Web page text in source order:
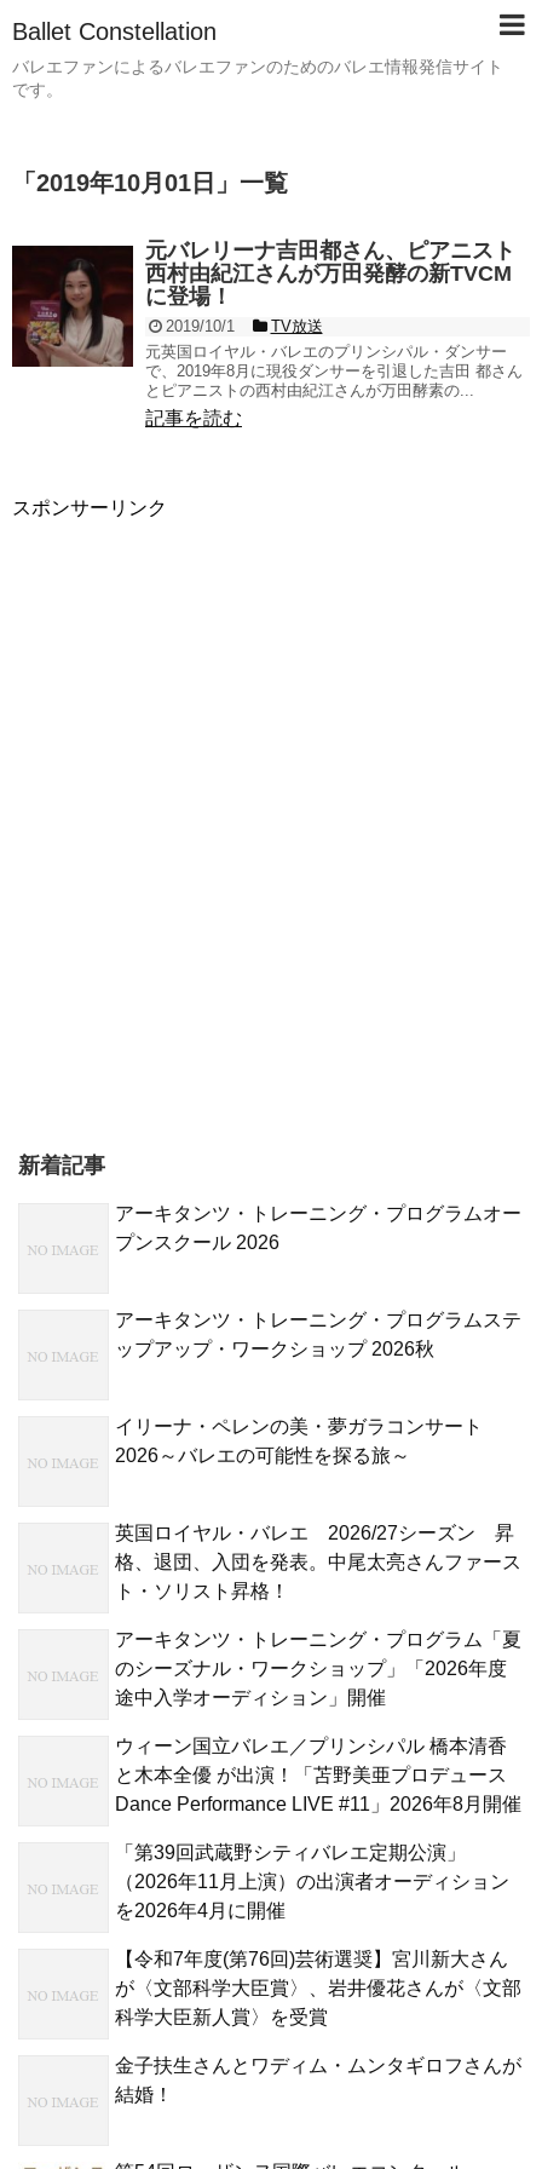
Ballet Constellation
バレエファンによるバレエファンのためのバレエ情報発信サイト
です。
「 2019年10月01日 」 一覧
元バレリーナ吉田都さん、ピアニスト
西村由紀江さんが万田発酵の新TVCM
に登場！
2019/10/1
TV放送
元英国ロイヤル・バレエのプリンシパル・ダンサー
で、2019年8月に現役ダンサーを引退した吉田 都さん
とピアニストの西村由紀江さんが万田酵素の...
記事を読む
スポンサーリンク
新着記事
アーキタンツ・トレーニング・プログラムオー
プンスクール 2026
アーキタンツ・トレーニング・プログラムステ
ップアップ・ワークショップ 2026秋
イリーナ・ペレンの美・夢ガラコンサート
2026～バレエの可能性を探る旅～
英国ロイヤル・バレエ 2026/27シーズン 昇
格、退団、入団を発表。中尾太亮さんファース
ト・ソリスト昇格！
アーキタンツ・トレーニング・プログラム「夏
のシーズナル・ワークショップ」「2026年度
途中入学オーディション」開催
ウィーン国立バレエ／プリンシパル 橋本清香
と木本全優 が出演！「苫野美亜プロデュース
Dance Performance LIVE #11」2026年8月開催
「第39回武蔵野シティバレエ定期公演」
（2026年11月上演）の出演者オーディション
を2026年4月に開催
【令和7年度(第76回)芸術選奨】宮川新大さん
が〈文部科学大臣賞〉、岩井優花さんが〈文部
科学大臣新人賞〉を受賞
金子扶生さんとワディム・ムンタギロフさんが
結婚！